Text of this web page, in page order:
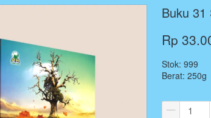
Buku 31
Rp
Stok: 999
Berat: 250g